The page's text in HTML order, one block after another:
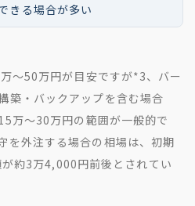
きる場合が多い
〜50万円が目安ですが*3、バー
築・バックアップを含む場合
万〜30万円の範囲が一般的で
を外注する場合の相場は、初期
約3万4,000円前後とされてい